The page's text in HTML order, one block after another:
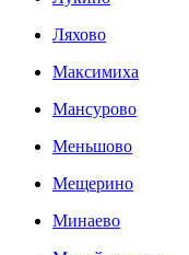
Ляхово
Максимиха
Мансурово
Меньшово
Мещерино
Минаево